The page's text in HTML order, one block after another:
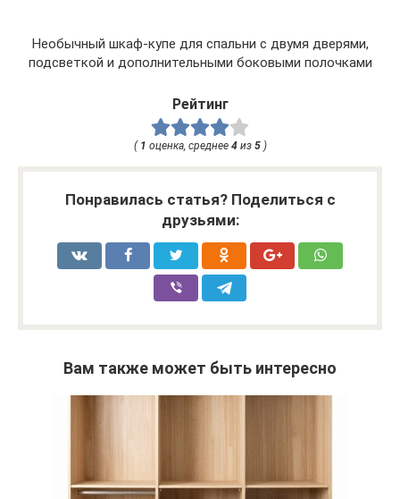
Необычный шкаф-купе для спальни с двумя дверями,
подсветкой и дополнительными боковыми полочками
Рейтинг
( 1 оценка, среднее 4из 5)
Понравилась статья? Поделиться с
друзьями:
Вам также может быть интересно